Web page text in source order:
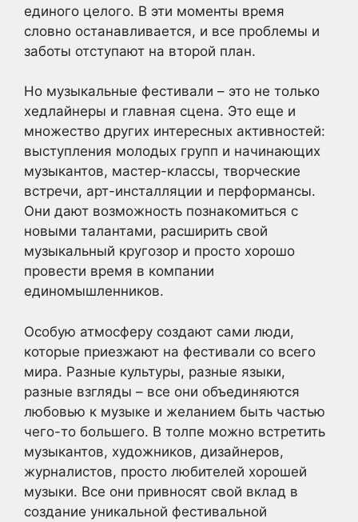
единого целого. В эти моменты время
словно останавливается, и все проблемы и
заботы отступают на второй план.
Но музыкальные фестивали – это не только
хедлайнеры и главная сцена. Это еще и
множество других интересных активностей:
выступления молодых групп и начинающих
музыкантов, мастер-классы, творческие
встречи, арт-инсталляции и перформансы.
Они дают возможность познакомиться с
новыми талантами, расширить свой
музыкальный кругозор и просто хорошо
провести время в компании
единомышленников.
Особую атмосферу создают сами люди,
которые приезжают на фестивали со всего
мира. Разные культуры, разные языки,
разные взгляды – все они объединяются
любовью к музыке и желанием быть частью
чего-то большего. В толпе можно встретить
музыкантов, художников, дизайнеров,
журналистов, просто любителей хорошей
музыки. Все они привносят свой вклад в
создание уникальной фестивальной